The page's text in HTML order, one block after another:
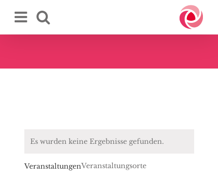
Inhalt
Es wurden keine Ergebnisse gefunden.
VeranstaltungenVeranstaltungsorte